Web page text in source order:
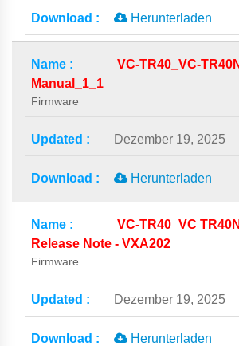
Herunterladen
VC-TR40_VC-
Manual_1_1
Firmware
Dezember 19, 2025
Herunterladen
VC-TR40_VC
Release Note - VXA202
Firmware
Dezember 19, 2025
Herunterladen